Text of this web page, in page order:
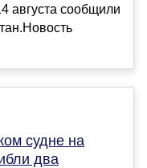
августа сообщили
судне на
два